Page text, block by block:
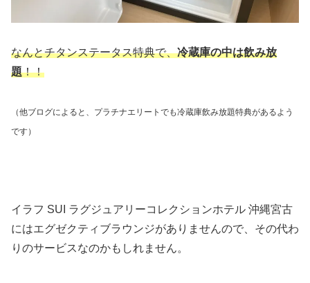
なんとチタンステータス特典で、冷蔵庫の中は飲み放
題！！
（他ブログによると、プラチナエリートでも冷蔵庫飲み放題特典があるよう
です）
イラフ SUI ラグジュアリーコレクションホテル 沖縄宮古
にはエグゼクティブラウンジがありませんので、その代わ
りのサービスなのかもしれません。